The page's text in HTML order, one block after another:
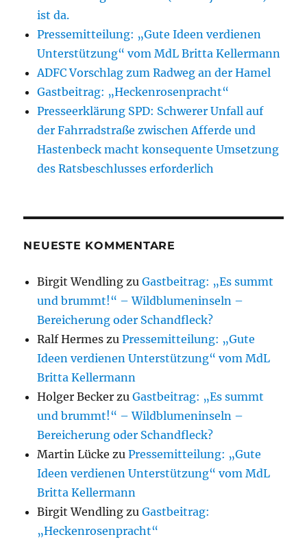
ist da.
Pressemitteilung: „Gute Ideen verdienen
Unterstützung“ vom MdL Britta Kellermann
ADFC Vorschlag zum Radweg an der Hamel
Gastbeitrag: „Heckenrosenpracht“
Presseerklärung SPD: Schwerer Unfall auf
der Fahrradstraße zwischen Afferde und
Hastenbeck macht konsequente Umsetzung
des Ratsbeschlusses erforderlich
NEUESTE KOMMENTARE
Birgit Wendling zuGastbeitrag: „Es summt
und brummt!“ – Wildblumeninseln –
Bereicherung oder Schandfleck?
Ralf Hermes zuPressemitteilung: „Gute
Ideen verdienen Unterstützung“ vom MdL
Britta Kellermann
Holger Becker zuGastbeitrag: „Es summt
und brummt!“ – Wildblumeninseln –
Bereicherung oder Schandfleck?
Martin Lücke zuPressemitteilung: „Gute
Ideen verdienen Unterstützung“ vom MdL
Britta Kellermann
Birgit Wendling zuGastbeitrag:
„Heckenrosenpracht“